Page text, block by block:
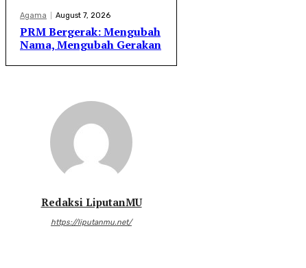
Agama August 7, 2026
PRM Bergerak: Mengubah
Nama, Mengubah Gerakan
Redaksi LiputanMU
https://liputanmu.net/